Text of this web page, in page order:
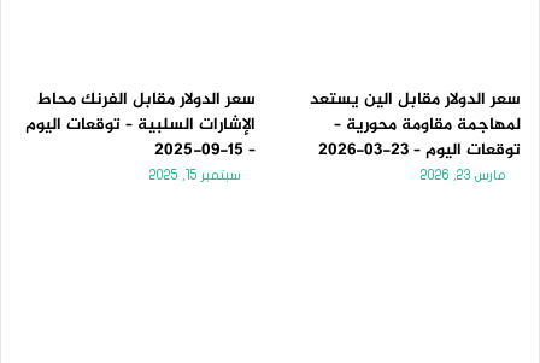
سعر الدولار مقابل الين يستعد
لمهاجمة مقاومة محورية –
توقعات اليوم – 23-03-2026
مارس 23, 2026
سعر الدولار مقابل الفرنك محاط
الإشارات السلبية – توقعات اليوم
– 15-09-2025
سبتمبر 15, 2025